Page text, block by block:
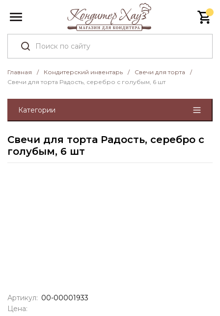
Главная / Кондитерский инвентарь / Свечи для торта
/
Свечи для торта Радость, серебро с голубым, 6 шт
Категории
Свечи для торта Радость, серебро с
голубым, 6 шт
Артикул: 00-00001933
Цена: